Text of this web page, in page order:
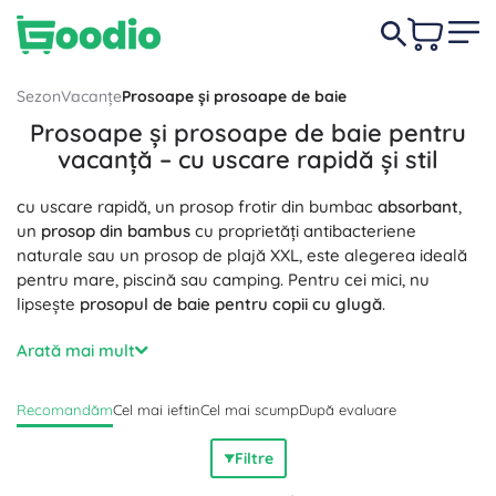
SezonVacanțeProsoape și prosoape de baie
Prosoape și prosoape de baie pentru
vacanță – cu uscare rapidă și stil
cu uscare rapidă, un prosop frotir din bumbac absorbant,
un prosop din bambus cu proprietăți antibacteriene
naturale sau un prosop de plajă XXL, este alegerea ideală
pentru mare, piscină sau camping. Pentru cei mici, nu
lipsește prosopul de baie pentru copii cu glugă.
În această categorie primează atenția la detalii:
ridicată și gramaj
stabilitate a culoriișidurabilitateîndelungată. Materiale
precum 100% bumbac, bumbac egiptean, fibră de bambus
finețe, proprietăți
, precum șiuscare rapidă
Arată mai mult
RecomandămCel mai ieftinCel mai scumpDupă evaluare
Filtre